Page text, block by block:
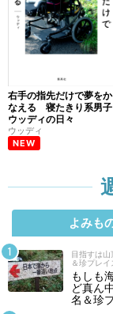
右手の指先だけで夢をか
なえる 寝たきり系男子
ウッディの日々
ウッディ
NEW
よみも
目指すは
＆珍プレイ
もしも
ど真ん
名＆珍